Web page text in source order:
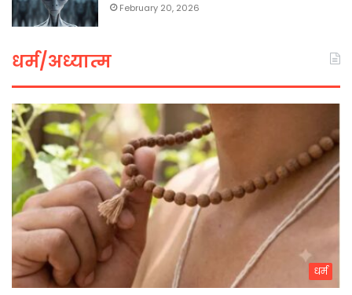
February 20, 2026
धर्म/अध्यात्म
धर्म